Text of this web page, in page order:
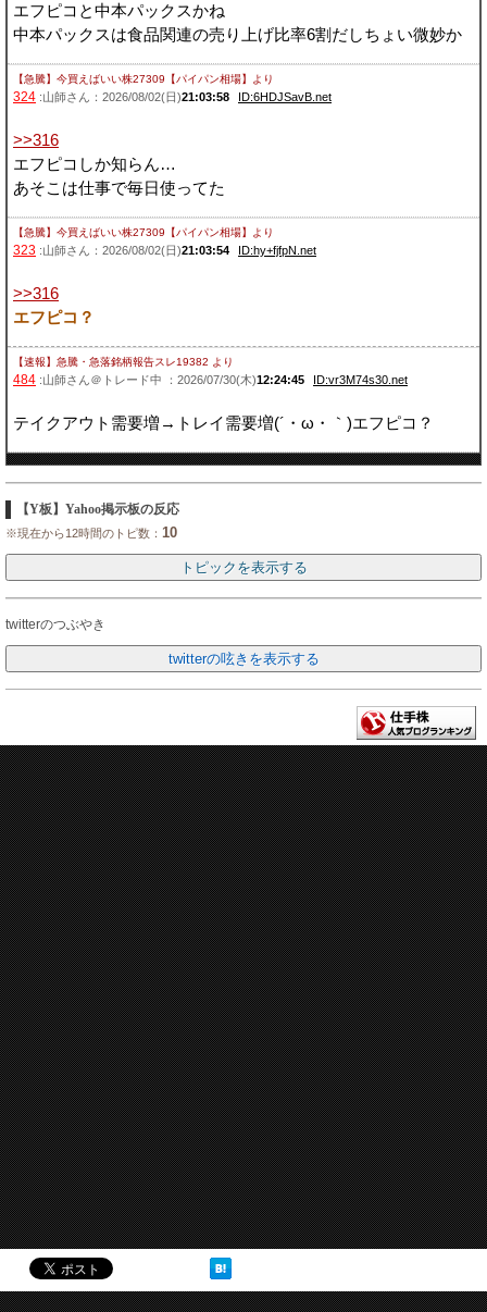
エフピコと中本パックスかね
中本パックスは食品関連の売り上げ比率6割だしちょい微妙か
【急騰】今買えばいい株27309【パイパン相場】 より
324 :山師さん：2026/08/02(日)21:03:58 ID:6HDJSavB.net
>>316
エフピコしか知らん…
あそこは仕事で毎日使ってた
【急騰】今買えばいい株27309【パイパン相場】 より
323 :山師さん：2026/08/02(日)21:03:54 ID:hy+fjfpN.net
>>316
エフピコ？
【速報】急騰・急落銘柄報告スレ19382 より
484 :山師さん＠トレード中 ：2026/07/30(木)12:24:45 ID:vr3M74s30.net
テイクアウト需要増→トレイ需要増(´・ω・｀)エフピコ？
【Y板】Yahoo掲示板の反応
※現在から12時間のトピ数： 10
twitterのつぶやき